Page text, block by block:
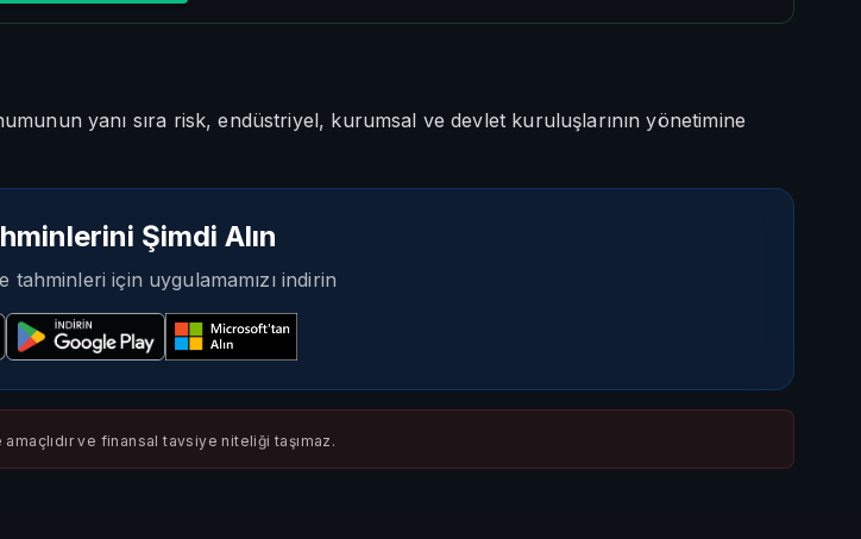
yanı sıra risk, endüstriyel, kurumsal ve devlet kuruluşlarının yönetimine
Şimdi Alın
tahminleri için uygulamamızı indirin
ve finansal tavsiye niteliği taşımaz.